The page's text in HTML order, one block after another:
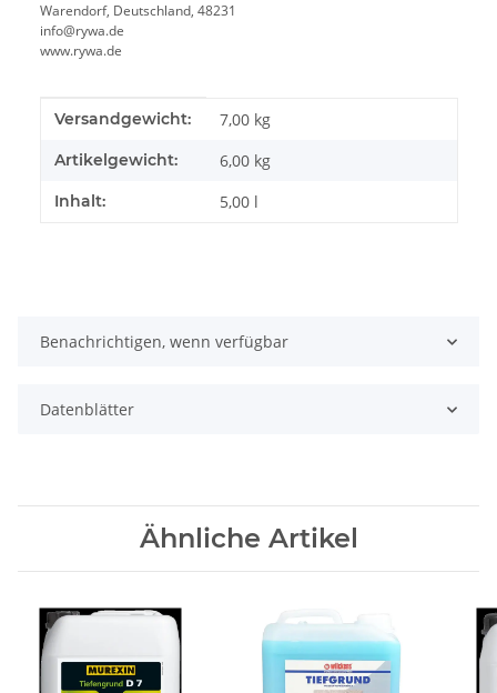
Warendorf, Deutschland, 48231
info@rywa.de
www.rywa.de
Produkteigenschaft
Wert
Versandgewicht: 7,00 kg
Artikelgewicht: 6,00 kg
Inhalt: 5,00 l
Benachrichtigen, wenn verfügbar
Datenblätter
Ähnliche Artikel